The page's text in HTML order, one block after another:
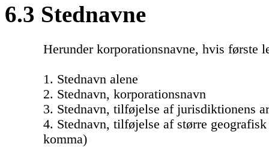
6.3 Stednavne
Herunder korporationsnavne, hvis første
1. Stednavn alene
2. Stednavn, korporationsnavn
3. Stednavn, tilføjelse af jurisdiktionens
4. Stednavn, tilføjelse af større
komma)